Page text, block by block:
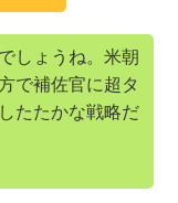
しょうね。米朝
で補佐官に超タ
たたかな戦略だ